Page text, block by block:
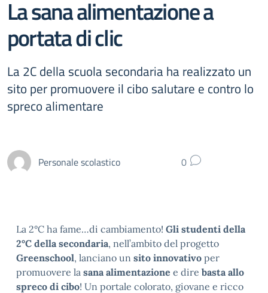
La sana alimentazione a
portata di clic
La 2C della scuola secondaria ha realizzato un
sito per promuovere il cibo salutare e contro lo
spreco alimentare
Personale scolastico 0
La 2°C ha fame…di cambiamento! Gli studenti della
2°C della secondaria, nell’ambito del progetto
Greenschool, lanciano un sito innovativo per
promuovere la sana alimentazione e dire basta allo
spreco di cibo! Un portale colorato, giovane e ricco